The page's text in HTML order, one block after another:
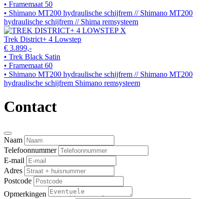
• Framemaat 50
• Shimano MT200 hydraulische schijfrem // Shimano MT200
hydraulische schijfrem // Shima remsysteem
Trek District+ 4 Lowstep
€ 3.899,-
• Trek Black Satin
• Framemaat 60
• Shimano MT200 hydraulische schijfrem // Shimano MT200
hydraulische schijfrem Shimano remsysteem
Contact
Naam
Telefoonnummer
E-mail
Adres
Postcode
Opmerkingen